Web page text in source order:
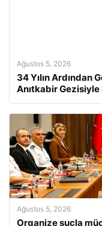
Ağustos 5, 2026
34 Yılın Ardından
Anıtkabir
Ağustos 5, 2026
Organize suçla